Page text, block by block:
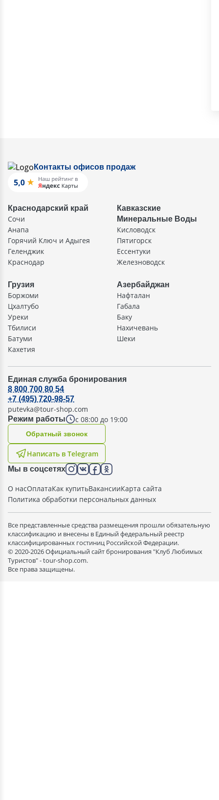
Контакты офисов продаж
Краснодарский край
Сочи
Анапа
Горячий Ключ и Адыгея
Геленджик
Краснодар
Кавказские
Минеральные Воды
Кисловодск
Пятигорск
Ессентуки
Железноводск
Грузия
Боржоми
Цхалтубо
Уреки
Тбилиси
Батуми
Кахетия
Азербайджан
Нафталан
Габала
Баку
Нахичевань
Шеки
Единая служба бронирования
Режим работы с 08:00 до 19:00
8 800 700 80 54
+7 (495) 720-98-57
putevka@tour-shop.com
Написать в Telegram
Oбратный звонок
Мы в соцсетях
О насОплатаКак купитьВакансииКарта сайта
Политика обработки персональных данных
Все представленные средства размещения прошли обязательную
классификацию и внесены в Единый федеральный реестр
классифицированных гостиниц Российской Федерации.
© 2020-2026 Официальный сайт бронирования "Клуб Любимых
Туристов" - tour-shop.com.
Все права защищены.